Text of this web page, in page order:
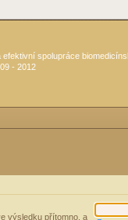
efektivní spolupráce
- 2012
výsledku přítomno, a